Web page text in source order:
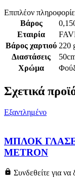
Επιπλέον
Βάρος
Εταιρία
Βάρος χαρτιού 220
Διαστάσεις
Χρώμα
Σχετικά
Εξαντλημένο
ΜΠΛΟΚ ΓΛΑΣΕ
METRON
Συνδεθείτε για να